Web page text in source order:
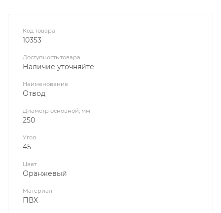
Код товара
10353
Доступность товара
Наличие уточняйте
Наименование
Отвод
Диаметр основной, мм
250
Угол
45
Цвет
Оранжевый
Материал
ПВХ